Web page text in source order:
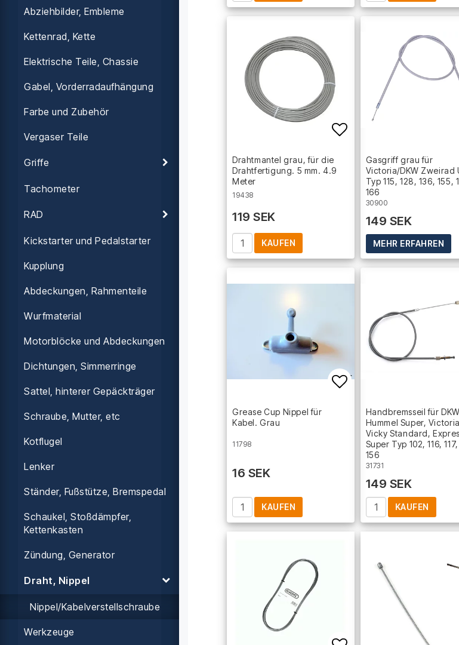
Abziehbilder, Embleme
Kettenrad, Kette
Elektrische Teile, Chassie
Gabel, Vorderradaufhängung
Farbe und Zubehör
Vergaser Teile
Griffe
Tachometer
RAD
Kickstarter und Pedalstarter
Kupplung
Abdeckungen, Rahmenteile
Wurfmaterial
Motorblöcke und Abdeckungen
Dichtungen, Simmerringe
Sattel, hinterer Gepäckträger
Schraube, Mutter, etc
Kotflugel
Lenker
Ständer, Fußstütze, Bremspedal
Schaukel, Stoßdämpfer,
Kettenkasten
Zündung, Generator
Draht, Nippel
Nippel/Kabelverstellschraube
Werkzeuge
Add to list of
Drahtmantel grau, für die
Drahtfertigung. 5 mm. 4.9
Meter
19438
119 SEK
KAUFEN
Gasgriff grau für
Victoria/DKW Zweirad
Typ 115, 128, 136, 155,
166
30900
149 SEK
MEHR ERFAHREN
Add to list of
Grease Cup Nippel für
Kabel. Grau
11798
16 SEK
KAUFEN
Handbremsseil für DKW
Hummel Super, Victoria
Vicky Standard,
Super Typ 102, 116,
156
31731
149 SEK
KAUFEN